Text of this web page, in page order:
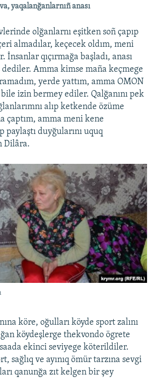
yaqalanğanlarnıñ anası
olğanlarnı eşitken soñ çapıp
almadılar, keçecek oldım, meni
İnsanlar qıçırmağa başladı, anası
dediler. Amma kimse maña keçmege
yerde yattım, amma OMON
izin bermey ediler. Qalğanını pek
alıp ketkende özüme
çaptım, amma meni kene
paylaştı duyğularını uquq
Dilâra.
köre, oğulları köyde sport zalını
köydeşlerge thekvondo ögrete
ekinci seviyege köterildiler.
sağlıq ve ayınıq ömür tarzına sevgi
qanunğa zıt kelgen bir şey